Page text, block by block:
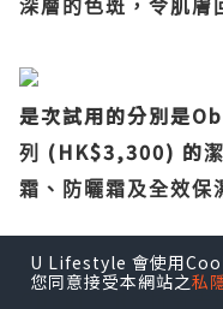
U Lifestyle 會使用
您同意接受本網站之私
深層的色斑，令肌膚
是次試用的分別是
列
(HK$3,300) 的
霜、防曬霜及全效保
Obagi C Rx